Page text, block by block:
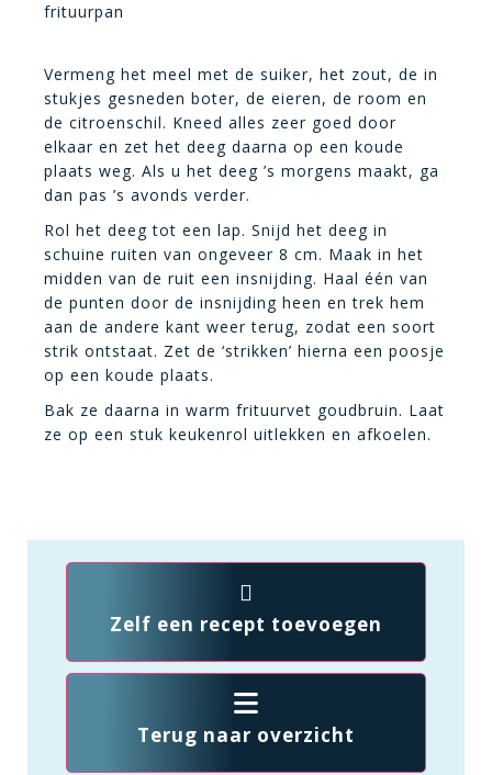
frituurpan
Vermeng het meel met de suiker, het zout, de in
stukjes gesneden boter, de eieren, de room en
de citroenschil. Kneed alles zeer goed door
elkaar en zet het deeg daarna op een koude
plaats weg. Als u het deeg ’s morgens maakt, ga
dan pas ’s avonds verder.
Rol het deeg tot een lap. Snijd het deeg in
schuine ruiten van ongeveer 8 cm. Maak in het
midden van de ruit een insnijding. Haal één van
de punten door de insnijding heen en trek hem
aan de andere kant weer terug, zodat een soort
strik ontstaat. Zet de ‘strikken’ hierna een poosje
op een koude plaats.
Bak ze daarna in warm frituurvet goudbruin. Laat
ze op een stuk keukenrol uitlekken en afkoelen.
Zelf een recept toevoegen
Terug naar overzicht